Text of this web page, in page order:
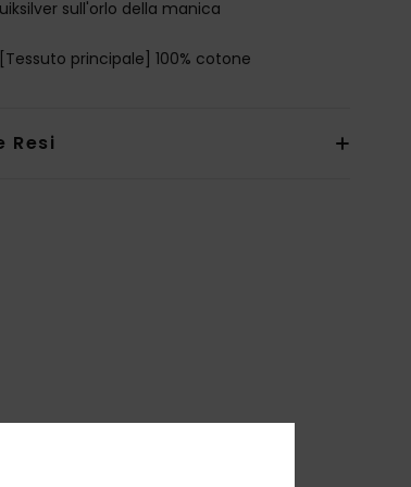
sull'orlo della manica
[Tessuto principale] 100% cotone
Resi